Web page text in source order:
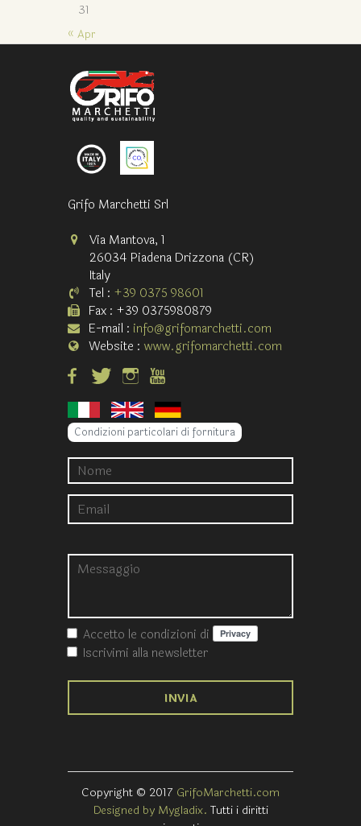
31
« Apr
Grifo Marchetti Srl
Via Mantova, 1
26034 Piadena Drizzona (CR)
Italy
Tel : +39 0375 98601
Fax : +39 0375980879
E-mail : info@grifomarchetti.com
Website : www.grifomarchetti.com
Condizioni particolari di fornitura
Accetto le condizioni di
Iscrivimi alla newsletter
Copyright © 2017 GrifoMarchetti.com
Designed by Mygladix. Tutti i diritti